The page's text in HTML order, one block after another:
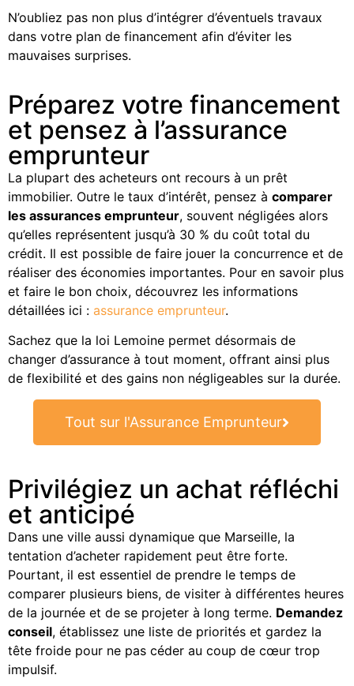
N’oubliez pas non plus d’intégrer d’éventuels travaux
dans votre plan de financement afin d’éviter les
mauvaises surprises.
Préparez votre financement
et pensez à l’assurance
emprunteur
La plupart des acheteurs ont recours à un prêt
immobilier. Outre le taux d’intérêt, pensez à comparer
les assurances emprunteur, souvent négligées alors
qu’elles représentent jusqu’à 30 % du coût total du
crédit. Il est possible de faire jouer la concurrence et de
réaliser des économies importantes. Pour en savoir plus
et faire le bon choix, découvrez les informations
détaillées ici : assurance emprunteur.
Sachez que la loi Lemoine permet désormais de
changer d’assurance à tout moment, offrant ainsi plus
de flexibilité et des gains non négligeables sur la durée.
Tout sur l'Assurance Emprunteur
Privilégiez un achat réfléchi
et anticipé
Dans une ville aussi dynamique que Marseille, la
tentation d’acheter rapidement peut être forte.
Pourtant, il est essentiel de prendre le temps de
comparer plusieurs biens, de visiter à différentes heures
de la journée et de se projeter à long terme. Demandez
conseil, établissez une liste de priorités et gardez la
tête froide pour ne pas céder au coup de cœur trop
impulsif.